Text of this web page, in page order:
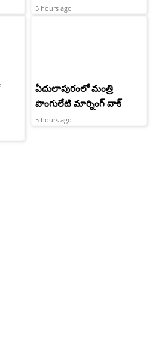
5 hours ago
ఏదులాపురంలో మంత్రి
పొంగులేటి మార్నింగ్ వాక్
5 hours ago